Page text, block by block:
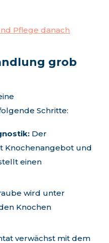
Pflege danach
grob
Schritte:
Der
und
einen
wird unter
Knochen
verwächst mit dem